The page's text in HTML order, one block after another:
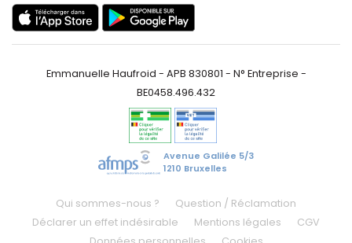
Emmanuelle Haufroid - APB 830801 - N° Entreprise -
BE0458.496.432
Avenue Galilée 5/3
1210 Bruxelles
Qui sommes-nous ?
Question / Réclamation
Déclarer un effet indésirable
Mentions légales
CGV